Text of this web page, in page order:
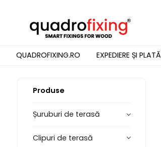
QUADROFIXING.RO EXPEDIERE ȘI PLATĂ
Produse
Șuruburi de terasă
Clipuri de terasă